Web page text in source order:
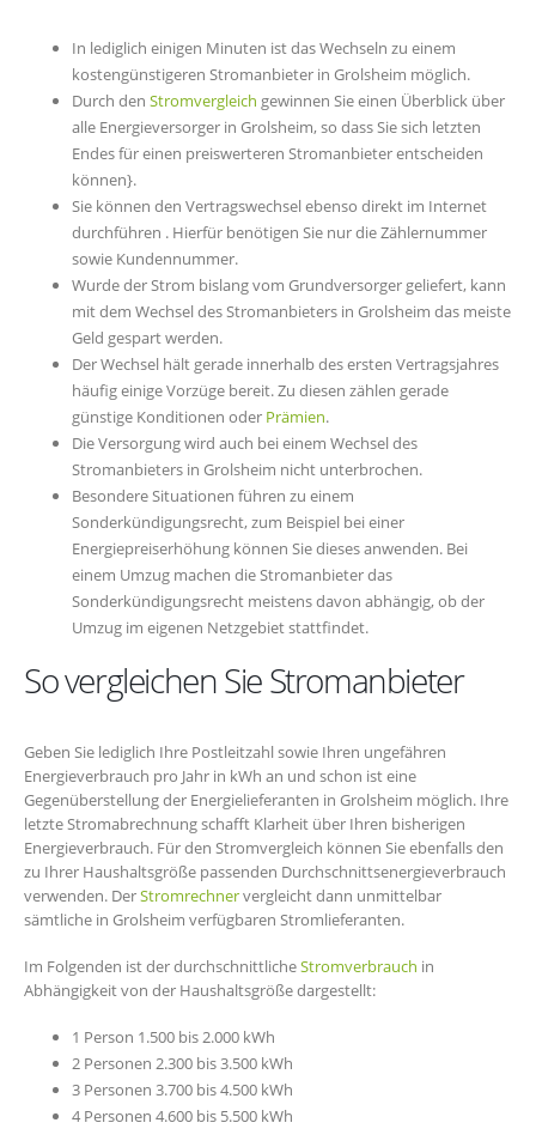
In lediglich einigen Minuten ist das Wechseln zu einem
kostengünstigeren Stromanbieter in Grolsheim möglich.
Durch den Stromvergleich gewinnen Sie einen Überblick über
alle Energieversorger in Grolsheim, so dass Sie sich letzten
Endes für einen preiswerteren Stromanbieter entscheiden
können}.
Sie können den Vertragswechsel ebenso direkt im Internet
durchführen . Hierfür benötigen Sie nur die Zählernummer
sowie Kundennummer.
Wurde der Strom bislang vom Grundversorger geliefert, kann
mit dem Wechsel des Stromanbieters in Grolsheim das meiste
Geld gespart werden.
Der Wechsel hält gerade innerhalb des ersten Vertragsjahres
häufig einige Vorzüge bereit. Zu diesen zählen gerade
günstige Konditionen oder Prämien.
Die Versorgung wird auch bei einem Wechsel des
Stromanbieters in Grolsheim nicht unterbrochen.
Besondere Situationen führen zu einem
Sonderkündigungsrecht, zum Beispiel bei einer
Energiepreiserhöhung können Sie dieses anwenden. Bei
einem Umzug machen die Stromanbieter das
Sonderkündigungsrecht meistens davon abhängig, ob der
Umzug im eigenen Netzgebiet stattfindet.
So vergleichen Sie Stromanbieter
Geben Sie lediglich Ihre Postleitzahl sowie Ihren ungefähren
Energieverbrauch pro Jahr in kWh an und schon ist eine
Gegenüberstellung der Energielieferanten in Grolsheim möglich. Ihre
letzte Stromabrechnung schafft Klarheit über Ihren bisherigen
Energieverbrauch. Für den Stromvergleich können Sie ebenfalls den
zu Ihrer Haushaltsgröße passenden Durchschnittsenergieverbrauch
verwenden. DerStromrechnervergleicht dann unmittelbar
sämtliche in Grolsheim verfügbaren Stromlieferanten.
Im Folgenden ist der durchschnittlicheStromverbrauch in
Abhängigkeit von der Haushaltsgröße dargestellt:
1 Person 1.500 bis 2.000 kWh
2 Personen 2.300 bis 3.500 kWh
3 Personen 3.700 bis 4.500 kWh
4 Personen 4.600 bis 5.500 kWh